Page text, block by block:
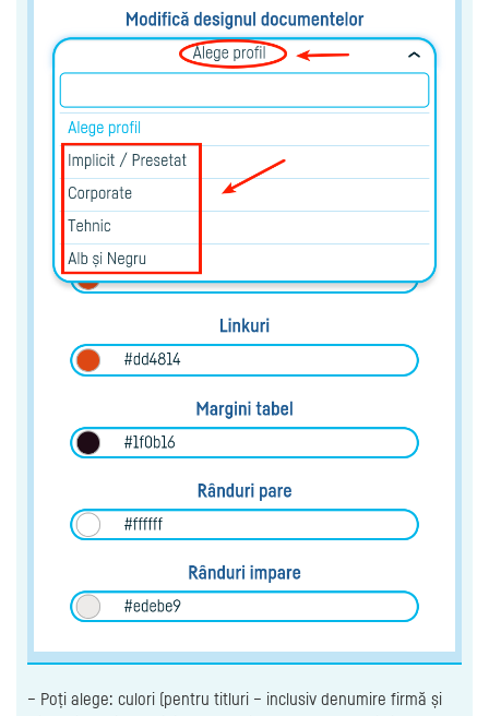
– Poți alege: culori (pentru titluri – inclusiv denumire firmă și